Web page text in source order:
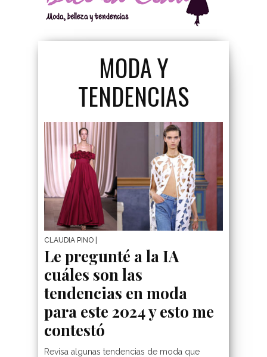
La Blusa Mujer Que
Todas Deberíamos
Tener En El Clóset
10 Ideas De Outfit
Chaqueta De Cuero
Para Lucir Con
Y Actitud
MODA Y
TENDENCIAS
CLAUDIA PINO
Le pregunté a la IA
cuáles son las
tendencias en moda
para este 2024 y esto me
contestó
Revisa algunas tendencias de moda que